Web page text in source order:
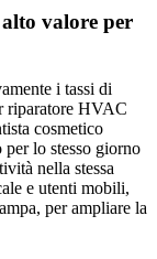
valore per
i tassi di
riparatore HVAC
cosmetico
lo stesso giorno
nella stessa
e utenti mobili,
per ampliare la